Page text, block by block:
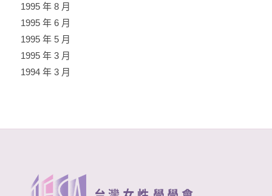
1995 年 8 月
1995 年 6 月
1995 年 5 月
1995 年 3 月
1994 年 3 月